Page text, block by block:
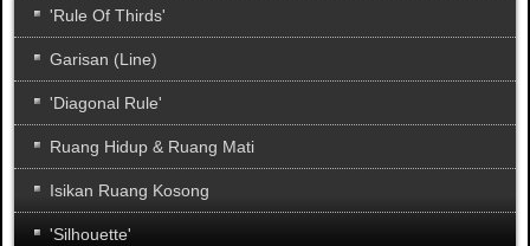
'Rule Of Thirds'
Garisan (Line)
'Diagonal Rule'
Ruang Hidup & Ruang Mati
Isikan Ruang Kosong
'Silhouette'